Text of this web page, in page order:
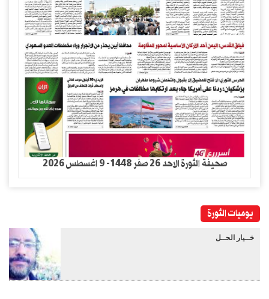
صحيفة الثورة الاحد 26 صفر 1448- 9 اغسطس 2026
يوميات الثورة
خــيار الحــل